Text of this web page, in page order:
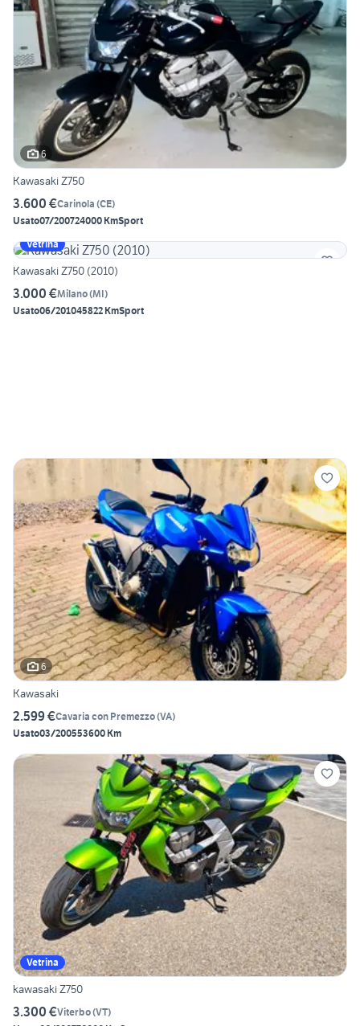
6
Kawasaki Z750
3.600 €Carinola (CE)
Usato07/200724000 KmSport
Vetrina
Kawasaki Z750 (2010)
3.000 €Milano(MI)
Usato06/201045822 KmSport
6
Kawasaki
2.599 €Cavaria con Premezzo(VA)
Usato03/200553600 Km
Vetrina
kawasaki Z750
3.300 €Viterbo(VT)